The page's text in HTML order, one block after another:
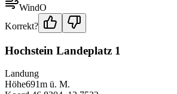
WindO
Korrekt?
Hochstein Landeplatz 1
Landung
Höhe691m ü. M.